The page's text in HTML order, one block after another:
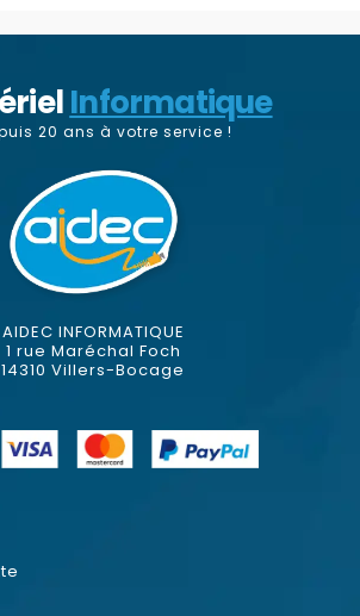
Informatique
20 ans à votre service !
AIDEC INFORMATIQUE
1 rue Maréchal Foch
14310 Villers-Bocage